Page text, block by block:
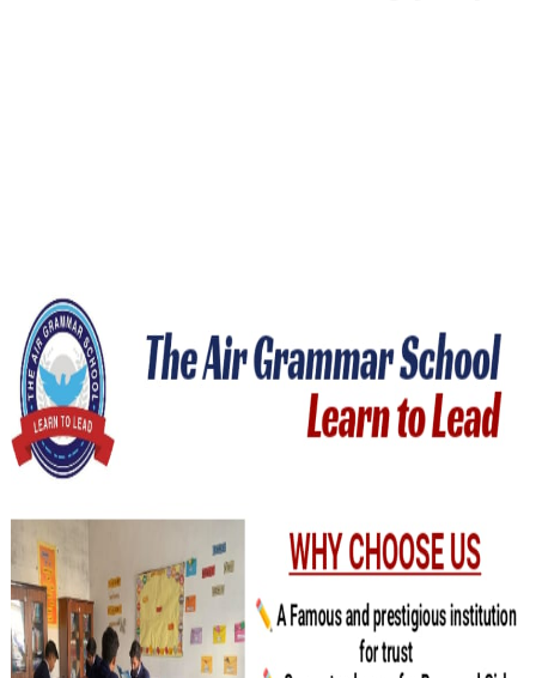
نئی خبر ایک لمحے میں آپ کے سامنے اسی جگہ پر موجود ہوگی